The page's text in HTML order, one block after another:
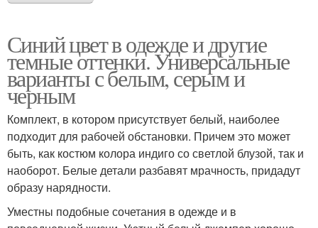
Синий цвет в одежде и другие
темные оттенки. Универсальные
варианты с белым, серым и
черным
Комплект, в котором присутствует белый, наиболее
подходит для рабочей обстановки. Причем это может
быть, как костюм колора индиго со светлой блузой, так и
наоборот. Белые детали разбавят мрачность, придадут
образу нарядности.
Уместны подобные сочетания в одежде и в